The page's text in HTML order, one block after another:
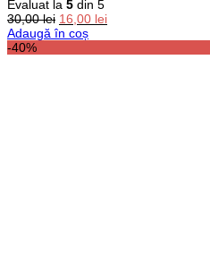
Evaluat la 5 din 5
30,00lei Prețul
inițial
16,00 leiPrețul
Adaugă în coș
-40%